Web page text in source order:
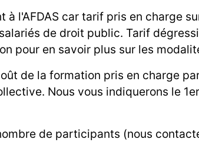
l'AFDAS car tarif pris en charge
de droit public. Tarif
pour en savoir plus sur les
de la formation pris en charge
Nous vous indiquerons le
de participants (nous